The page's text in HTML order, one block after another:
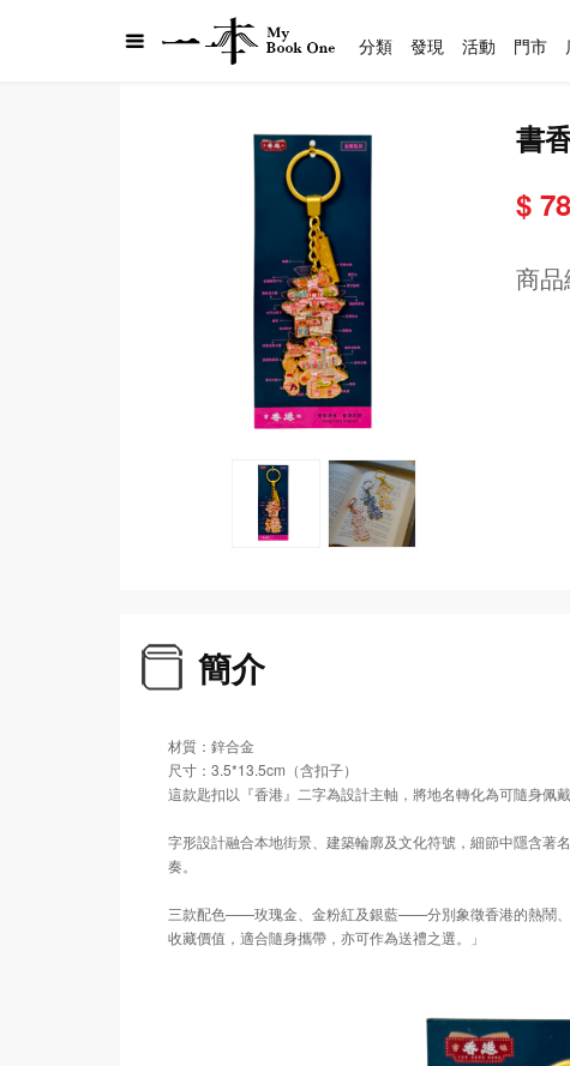
書
$
商
簡介
材質：鋅合金
尺寸：3.5*13.5cm（含扣子）
這款匙扣以『香港』二字為設計主軸，將地名轉化為可隨身佩
字形設計融合本地街景、建築輪廓及文化符號，細節中隱含著
奏。
三款配色——玫瑰金、金粉紅及銀藍——分別象徵香港的熱鬧、
收藏價值，適合隨身攜帶，亦可作為送禮之選。」
分類 發現 活動 門市